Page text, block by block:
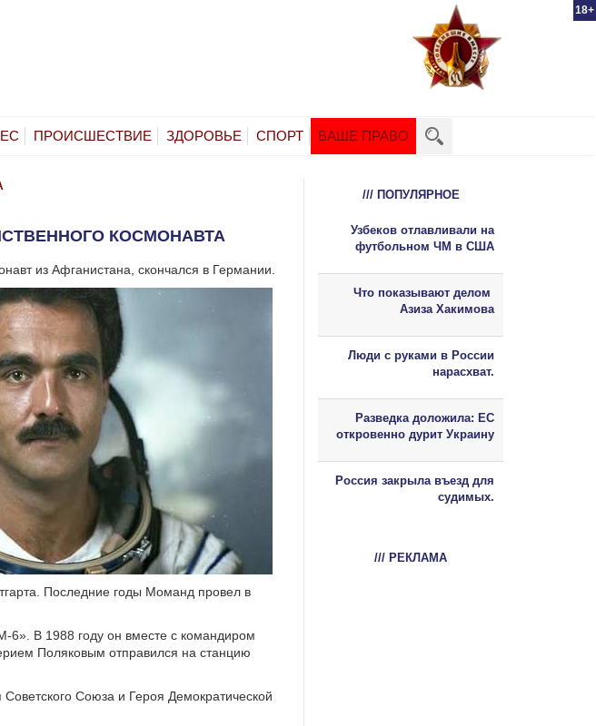
18+
ПРОИСШЕСТВИЕ ЗДОРОВЬЕ СПОРТ ВАШЕ ПРАВО
КОСМОНАВТА
из Афганистана, скончался в Германии.
Последние годы Моманд провел в
В 1988 году он вместе с командиром
Поляковым отправился на станцию
Союза и Героя Демократической
/// ПОПУЛЯРНОЕ
Узбеков отлавливали на
футбольном ЧМ в США
Что показывают делом
Азиза Хакимова
Люди с руками в России
нарасхват.
Разведка доложила: ЕС
откровенно дурит Украину
Россия закрыла въезд для
судимых.
/// РЕКЛАМА